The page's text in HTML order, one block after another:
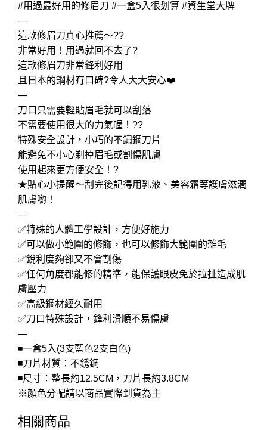
#用過最好用的修眉刀 #一盒5入很划算 #資生堂大牌
—
這款修眉刀真心推薦～??
非常好用！用過就回不去了?
這款修眉刀非常鋒利好用
且日本的鋼材有口碑?令人大大安心❤️
—
刀口只需要輕貼眉毛就可以刮落
不需要使用很大的力氣喔！??
特殊安全設計，小巧的不鏽鋼刀片
能避免不小心剃掉眉毛或割傷肌膚
使用起來更方便安全！?
★貼心小提醒～刮完後記得用乳液、美容霜等護膚滋潤
肌膚喲！
—
✅特殊的人體工學設計，方便好施力
✅可以做小範圍的修飾，也可以修飾大範圍的雜毛
✅銳利度夠卻又不會割傷
✅任何角度都能修的精準，能保護眼皮免於拉扯造成肌
膚壓力
✅高級鋼材經久耐用
✅刀口特殊設計，鋒利滑順不易傷膚
—
◾一盒5入(3支藍色2支白色)
◾刀片材質：不銹鋼
◾尺寸：整長約12.5CM，刀片長約3.8CM
※顏色分配請以商品實際到貨為主
相關商品